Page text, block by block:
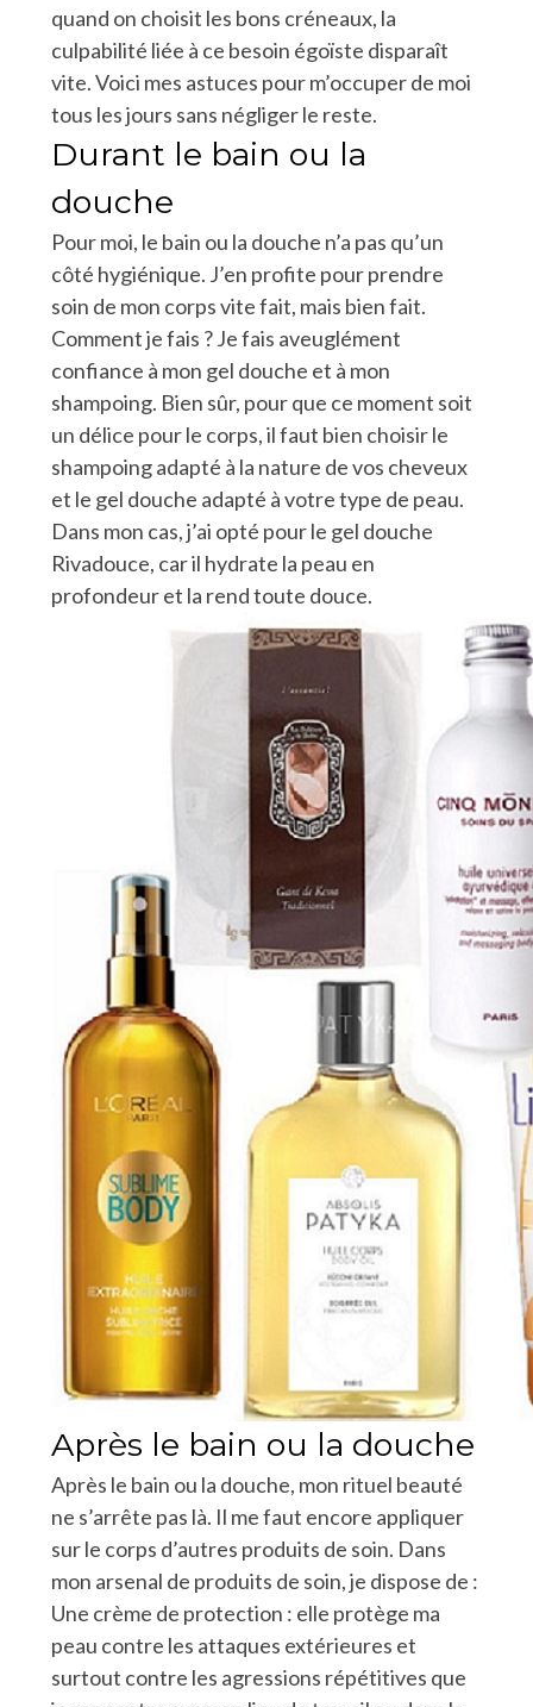
quand on choisit les bons créneaux, la
culpabilité liée à ce besoin égoïste disparaît
vite. Voici mes astuces pour m’occuper de moi
tous les jours sans négliger le reste.
Durant le bain ou la
douche
Pour moi, le bain ou la douche n’a pas qu’un
côté hygiénique. J’en profite pour prendre
soin de mon corps vite fait, mais bien fait.
Comment je fais ? Je fais aveuglément
confiance à mon gel douche et à mon
shampoing. Bien sûr, pour que ce moment soit
un délice pour le corps, il faut bien choisir le
shampoing adapté à la nature de vos cheveux
et le gel douche adapté à votre type de peau.
Dans mon cas, j’ai opté pour le gel douche
Rivadouce, car il hydrate la peau en
profondeur et la rend toute douce.
Après le bain ou la douche
Après le bain ou la douche, mon rituel beauté
ne s’arrête pas là. Il me faut encore appliquer
sur le corps d’autres produits de soin. Dans
mon arsenal de produits de soin, je dispose de :
Une crème de protection : elle protège ma
peau contre les attaques extérieures et
surtout contre les agressions répétitives que